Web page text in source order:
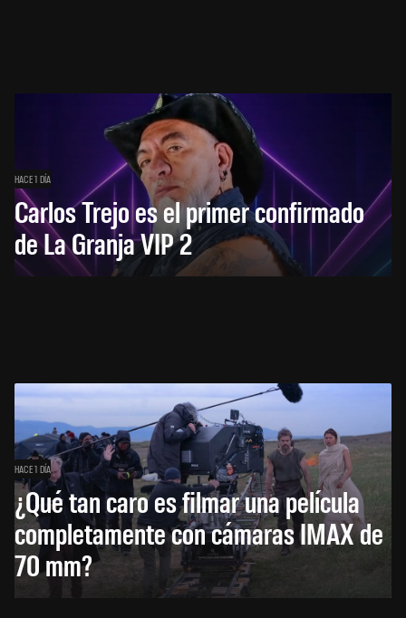
HACE 1 DÍA
Carlos Trejo es el primer confirmado
de La Granja VIP 2
HACE 1 DÍA
¿Qué tan caro es filmar una película
completamente con cámaras IMAX de
70 mm?